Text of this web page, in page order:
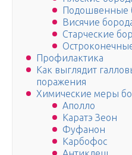
Подошвенные
Висячие
Старческие
Профилактика
Как выглядит
поражения
Химические меры
Аполло
Каратэ Зеон
Фуфанон
Карбофос